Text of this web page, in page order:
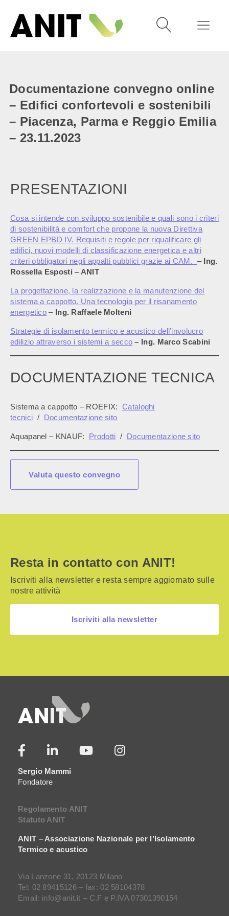
Documentazione convegno online
– Edifici confortevoli e sostenibili
– Piacenza, Parma e Reggio Emilia
– 23.11.2023
PRESENTAZIONI
Cosa si intende con sviluppo sostenibile e quali sono i criteri
di sostenibilità e comfort che propone la nuova Direttiva
GREEN EPBD IV. Requisiti e regole per riqualificare gli
edifici, nuovi modelli di classificazione energetica e altri
criteri obbligatori negli appalti pubblici grazie ai CAM. – Ing.
Rossella Esposti – ANIT
La progettazione, la realizzazione e la manutenzione del
sistema a cappotto. Una tecnologia per il risanamento
energetico –Ing. Raffaele Molteni
Strategie di isolamento termico e acustico dell’involucro
edilizio attraverso i sistemi a secco – Ing. Marco Scabini
DOCUMENTAZIONE TECNICA
Sistema a cappotto – ROEFIX:Cataloghi
tecnici / Documentazione sito
Aquapanel – KNAUF: Prodotti / Documentazione sito
Valuta questo convegno
Resta in contatto con ANIT!
Iscriviti alla newsletter e resta sempre aggiornato sulle
nostre attività
Iscriviti alla newsletter
Sergio Mammi
Fondatore
Regolamento ANIT
Statuto ANIT
ANIT – Associazione Nazionale per l’Isolamento
Termico e acustico
Via Lanzone 31, 20123 Milano
Tel: 02 89415126 – fax: 02 58104378
Email: info@anit.it – C.F e P.IVA 07301390154